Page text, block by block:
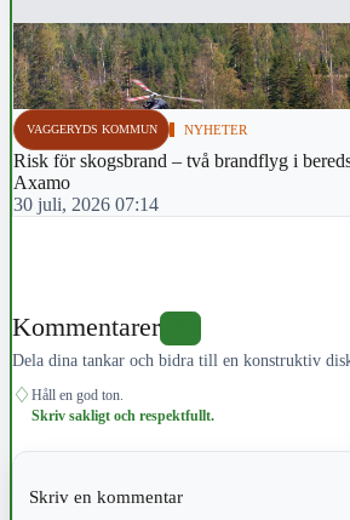
VAGGERYDS KOMMUN NYHETER
Risk för skogsbrand – två brandflyg i
Axamo
30 juli, 2026 07:14
Kommentarer
Dela dina tankar och bidra till en konstruktiv
♢ Håll en god ton.
Skriv sakligt och respektfullt.
Skriv en kommentar